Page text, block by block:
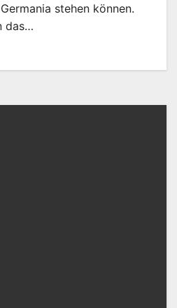
stehen können.
das…